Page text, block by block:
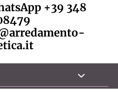
+39 348
Attiva/